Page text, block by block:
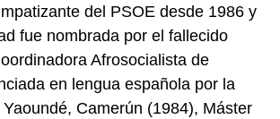
del PSOE desde 1986 y
fue nombrada por el fallecido
Afrosocialista de
en lengua española por la
Camerún (1984), Máster